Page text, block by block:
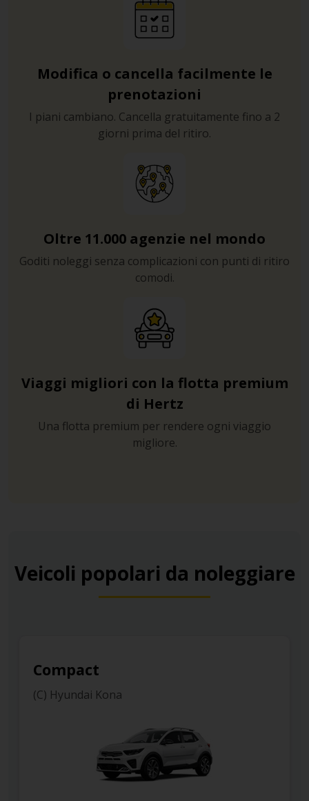
Modifica o cancella facilmente le
prenotazioni
I piani cambiano. Cancella gratuitamente fino a 2
giorni prima del ritiro.
Oltre 11.000 agenzie nel mondo
Goditi noleggi senza complicazioni con punti di ritiro
comodi.
Viaggi migliori con la flotta premium
di Hertz
Una flotta premium per rendere ogni viaggio
migliore.
Veicoli popolari da noleggiare
Compact
(C) Hyundai Kona